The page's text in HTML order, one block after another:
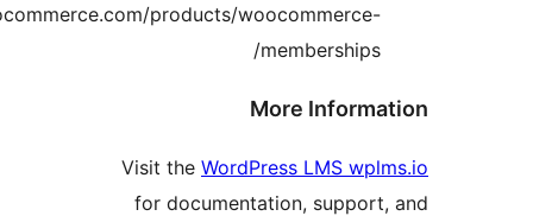
https://woocommerce.com/products/
More
Visit theWordPress LMS
for documentation,